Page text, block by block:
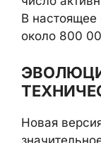
В настоящее
около 800
Новая